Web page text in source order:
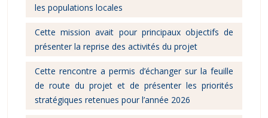
les populations locales
Cette mission avait pour principaux objectifs de
présenter la reprise des activités du projet
Cette rencontre a permis d’échanger sur la feuille
de route du projet et de présenter les priorités
stratégiques retenues pour l’année 2026